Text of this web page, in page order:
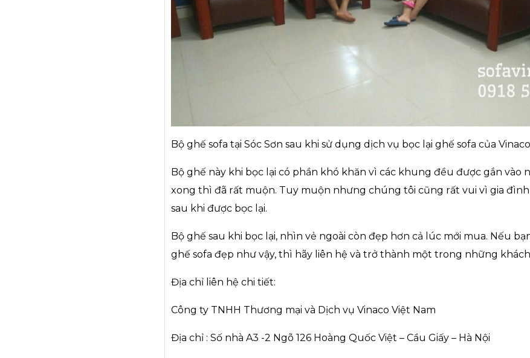
Bộ ghế sofa tại Sóc Sơn sau khi sử dụng dịch vụ bọc lại ghế sofa của Vinaco
Bộ ghế này khi bọc lại có phần khó khăn vì các khung đều được gắn vào
xong thì đã rất muộn. Tuy muộn nhưng chúng tôi cũng rất vui vì gia
sau khi được bọc lại.
Bộ ghế sau khi bọc lại, nhìn vẻ ngoài còn đẹp hơn cả lúc mới mua. Nếu
ghế sofa đẹp như vậy, thì hãy liên hệ và trở thành một trong những
Địa chỉ liên hệ chi tiết:
Công ty TNHH Thương mại và Dịch vụ Vinaco Việt Nam
Địa chỉ : Số nhà A3 -2 Ngõ 126 Hoàng Quốc Việt – Cầu Giấy – Hà Nội